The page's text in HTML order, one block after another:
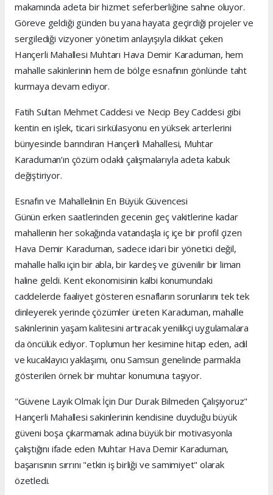
makamında adeta bir hizmet seferberliğine sahne oluyor.
Göreve geldiği günden bu yana hayata geçirdiği projeler ve
sergilediği vizyoner yönetim anlayışıyla dikkat çeken
Hançerli Mahallesi Muhtarı Hava Demir Karaduman, hem
mahalle sakinlerinin hem de bölge esnafının gönlünde taht
kurmaya devam ediyor.
Fatih Sultan Mehmet Caddesi ve Necip Bey Caddesi gibi
kentin en işlek, ticari sirkülasyonu en yüksek arterlerini
bünyesinde barındıran Hançerli Mahallesi, Muhtar
Karaduman’ın çözüm odaklı çalışmalarıyla adeta kabuk
değiştiriyor.
Esnafın ve Mahallelinin En Büyük Güvencesi
Günün erken saatlerinden gecenin geç vakitlerine kadar
mahallenin her sokağında vatandaşla iç içe bir profil çizen
Hava Demir Karaduman, sadece idari bir yönetici değil,
mahalle halkı için bir abla, bir kardeş ve güvenilir bir liman
haline geldi. Kent ekonomisinin kalbi konumundaki
caddelerde faaliyet gösteren esnafların sorunlarını tek tek
dinleyerek yerinde çözümler üreten Karaduman, mahalle
sakinlerinin yaşam kalitesini artıracak yenilikçi uygulamalara
da öncülük ediyor. Toplumun her kesimine hitap eden, adil
ve kucaklayıcı yaklaşımı, onu Samsun genelinde parmakla
gösterilen örnek bir muhtar konumuna taşıyor.
"Güvene Layık Olmak İçin Dur Durak Bilmeden Çalışıyoruz"
Hançerli Mahallesi sakinlerinin kendisine duyduğu büyük
güveni boşa çıkarmamak adına büyük bir motivasyonla
çalıştığını ifade eden Muhtar Hava Demir Karaduman,
başarısının sırrını "etkin iş birliği ve samimiyet" olarak
özetledi.